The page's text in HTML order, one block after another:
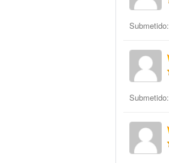
Submetido:
Submetido: